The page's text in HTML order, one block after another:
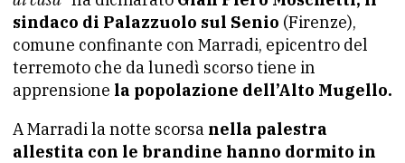
sindaco di Palazzuolo sul Senio (Firenze),
comune confinante con Marradi, epicentro del
terremoto che da lunedì scorso tiene in
apprensione la popolazione dell’Alto Mugello.
A Marradi la notte scorsa nella palestra
allestita con le brandine hanno dormito in